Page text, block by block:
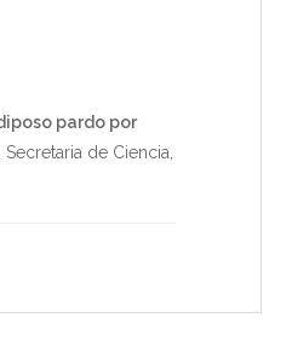
pardo por
Secretaria de Ciencia,